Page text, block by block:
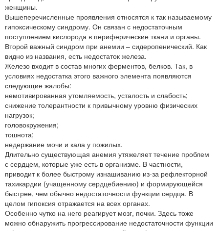
женщины.
Вышеперечисленные проявления относятся к так называемому
гипоксическому синдрому. Он связан с недостаточным
поступлением кислорода в периферические ткани и органы.
Второй важный синдром при анемии – сидеропенический. Как
видно из названия, есть недостаток железа.
Железо входит в состав многих ферментов, белков. Так, в
условиях недостатка этого важного элемента появляются
следующие жалобы:
немотивированная утомляемость, усталость и слабость;
снижение толерантности к привычному уровню физических
нагрузок;
головокружения;
тошнота;
недержание мочи и кала у пожилых.
Длительно существующая анемия утяжеляет течение проблем
с сердцем, которые уже есть в организме. В частности,
приводит к более быстрому изнашиванию из-за рефлекторной
тахикардии (учащенному сердцебиению) и формирующейся
быстрее, чем обычно недостаточности функции сердца. В
целом гипоксия отражается на всех органах.
Особенно чутко на него реагирует мозг, почки. Здесь тоже
можно обнаружить прогрессирование недостаточности функции